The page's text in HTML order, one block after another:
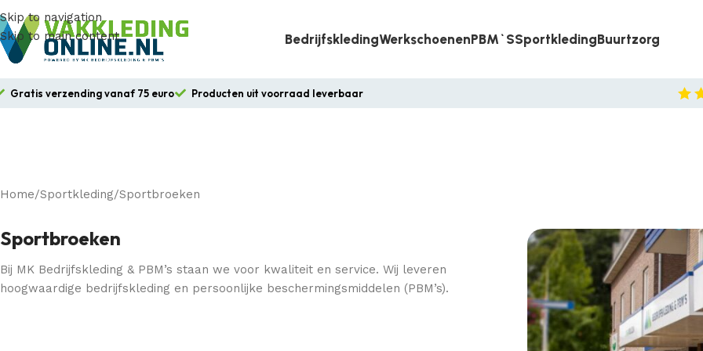
Skip to navigation
Skip to main content
BedrijfskledingWerkschoenenPBM`sSportkledingBuurtzorg
Gratis verzending vanaf 75 euro Producten uit voorraad leverbaar
Home Sportkleding Sportbroeken
Sportbroeken
Bij MK Bedrijfskleding & PBM’s staan we voor kwaliteit en service. Wij leveren
hoogwaardige bedrijfskleding en persoonlijke beschermingsmiddelen (PBM’s).